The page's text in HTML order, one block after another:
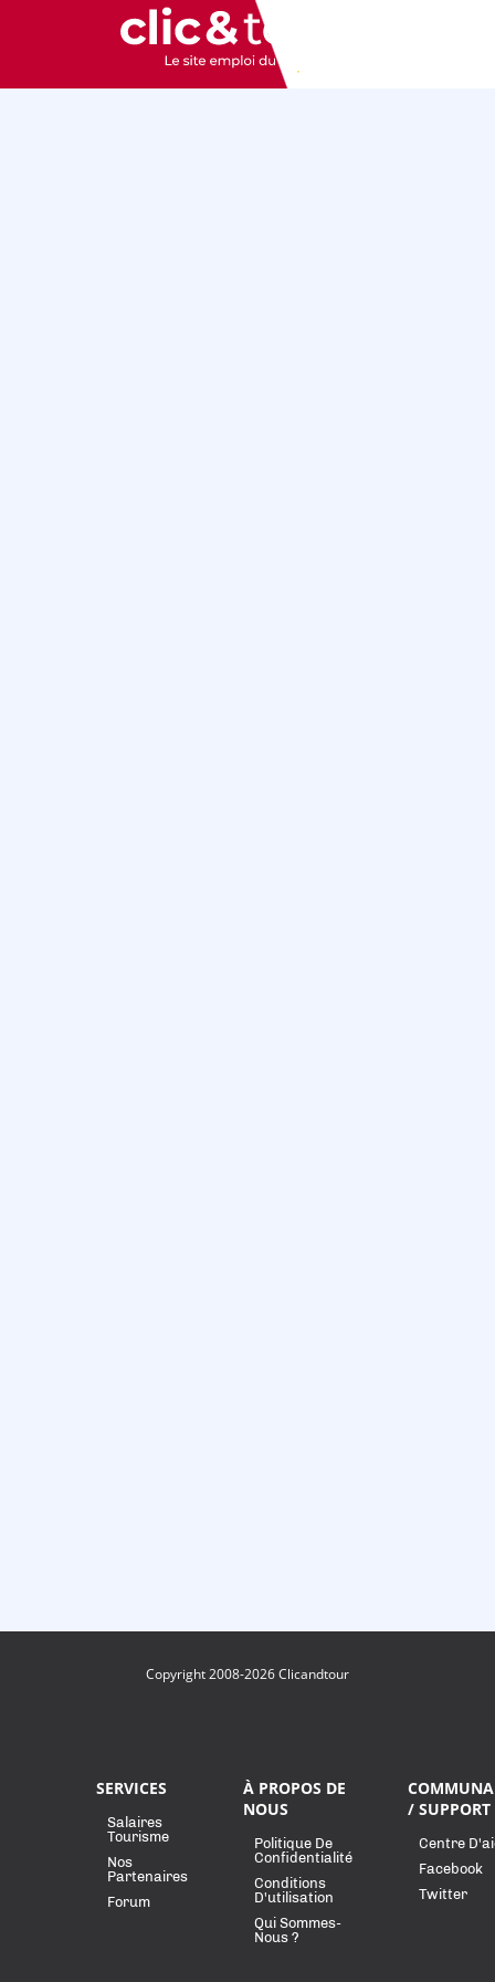
Copyright 2008-2026 Clicandtour
SERVICES
Salaires
Tourisme
Nos
Partenaires
Forum
À PROPOS DE
NOUS
Politique De
Confidentialité
Conditions
D'utilisation
Qui Sommes-
Nous ?
/ SUPPORT
Centre
Facebook
Twitter